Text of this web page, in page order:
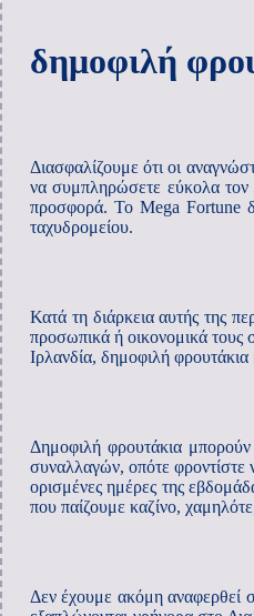
δημοφιλή
Διασφαλίζουμε ότι οι
να συμπληρώσετε εύκολα τον
προσφορά. Το Mega Fortune
ταχυδρομείου.
Κατά τη διάρκεια αυτής της
προσωπικά ή οικονομικά τους
Ιρλανδία, δημοφιλή
Δημοφιλή φρουτάκια
συναλλαγών, οπότε φροντίστε
ορισμένες ημέρες της
που παίζουμε καζίνο,
Δεν έχουμε ακόμη αναφερθεί